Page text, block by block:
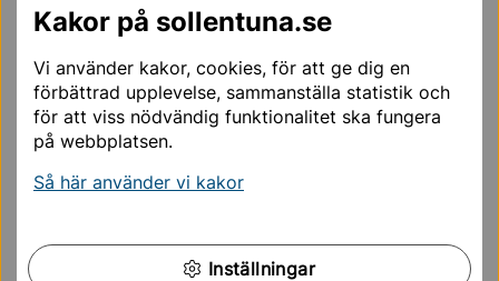
Kakor på sollentuna.se
Vi använder kakor, cookies, för att ge dig en
förbättrad upplevelse, sammanställa statistik och
för att viss nödvändig funktionalitet ska fungera
på webbplatsen.
Så här använder vi kakor
Inställningar
Om du ska bygga hus iVäsjön behöver du även
redovisa hur du planerar att lösa
dagvatten på din fastighet.
Vi hjälper dig - följ checklistan
Vi har tagit fram en checklista för att underlätta ditt
ärende. Du kan enkelt följa stegen i checklistan och